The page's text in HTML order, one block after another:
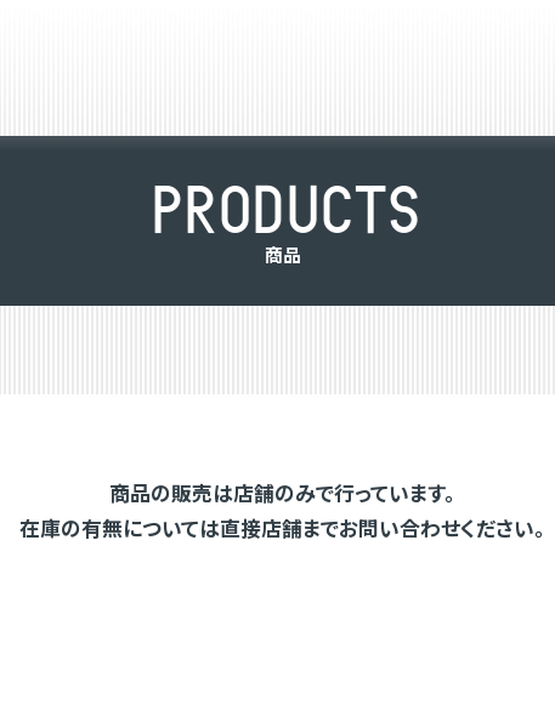
PRODUCTS
商品
商品の販売は店舗のみで行っています。
在庫の有無については直接店舗までお問い合わせください。